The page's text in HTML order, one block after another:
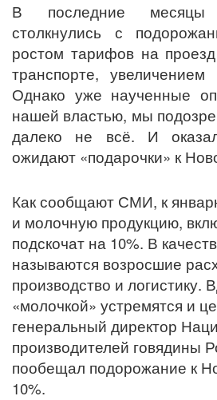
В последние
столкнулись с
ростом тарифов на
транспорте,
Однако уже наученные
нашей властью, мы
далеко не всё. И
ожидают «подарочки» к
Как сообщают СМИ, к
и молочную продукцию,
подскочат на 10%. В
называются возросшие
производство и логистику.
«молочкой» устремятся и
генеральный директор
производителей говядины
пообещал подорожание к
10%.